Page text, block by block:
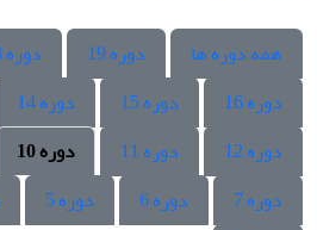
همه دوره ها دوره 19 دوره 18
دوره 16
دوره 15 دوره 14
دوره 12
دوره 11 دوره 10
دوره 7
دوره 6 دوره 5